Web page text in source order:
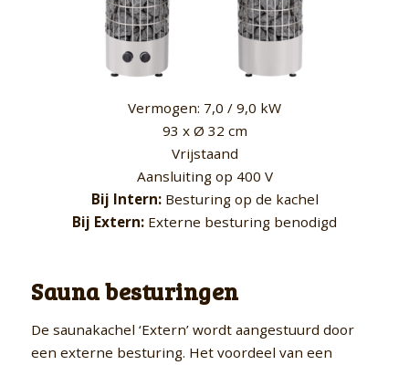
Vermogen: 7,0 / 9,0 kW
93 x Ø 32 cm
Vrijstaand
Aansluiting op 400 V
Bij Intern:Besturing op de kachel
Bij Extern: Externe besturing benodigd
Sauna besturingen
De saunakachel ‘Extern’ wordt aangestuurd door
een externe besturing. Het voordeel van een